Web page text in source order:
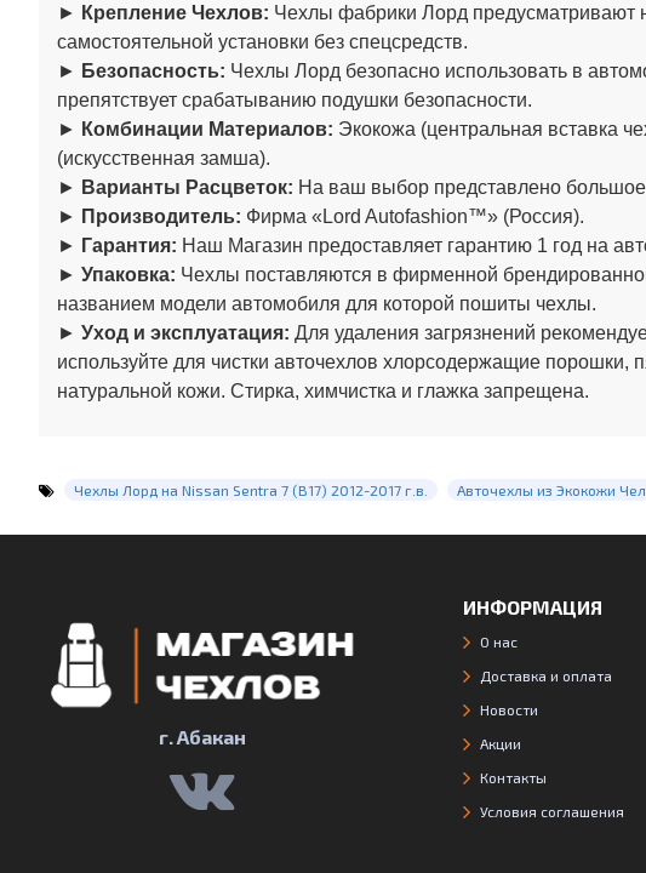
► Крепление Чехлов: Чехлы фабрики Лорд предусматривают
самостоятельной установки без спецсредств.
► Безопасность: Чехлы Лорд безопасно использовать в
препятствует срабатыванию подушки безопасности.
► Комбинации Материалов: Экокожа (центральная вставка
(искусственная замша).
► Варианты Расцветок: На ваш выбор представлено большое
► Производитель: Фирма «Lord Autofashion™» (Россия).
► Гарантия: Наш Магазин предоставляет гарантию 1 год на
► Упаковка: Чехлы поставляются в фирменной
названием модели автомобиля для которой пошиты чехлы.
► Уход и эксплуатация: Для удаления загрязнений
используйте для чистки авточехлов хлорсодержащие
натуральной кожи. Стирка, химчистка и глажка запрещена.
Чехлы Лорд на Nissan Sentra 7 (B17) 2012-2017 г.в. Авточехлы из Экокожи
г. Абакан
ИНФОРМАЦИЯ
О нас
Доставка и оплата
Новости
Акции
Контакты
Условия соглашения